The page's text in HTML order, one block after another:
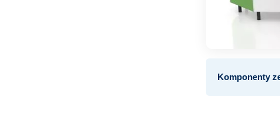
Komponenty